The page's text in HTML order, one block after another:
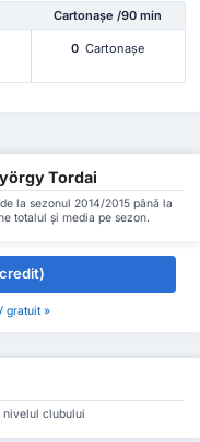
Cartonașe /90 min
0 Cartonașe
Tordai
la sezonul 2014/2015 până la
totalul și media pe sezon.
gratuit »
nivelul clubului